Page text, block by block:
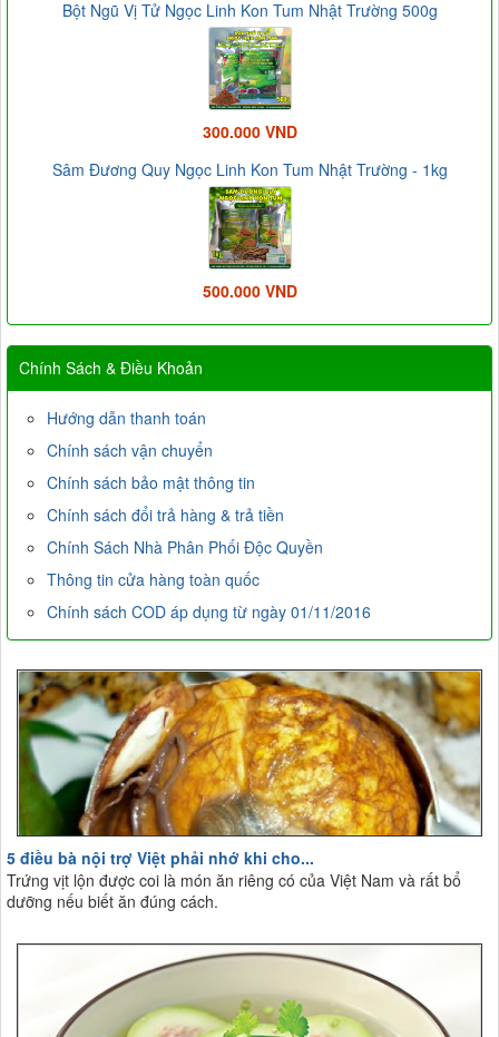
Bột Ngũ Vị Tử Ngọc Linh Kon Tum Nhật Trường 500g
300.000 VND
Sâm Đương Quy Ngọc Linh Kon Tum Nhật Trường - 1kg
500.000 VND
Chính Sách & Điều Khoản
Hướng dẫn thanh toán
Chính sách vận chuyển
Chính sách bảo mật thông tin
Chính sách đổi trả hàng & trả tiền
Chính Sách Nhà Phân Phối Độc Quyền
Thông tin cửa hàng toàn quốc
Chính sách COD áp dụng từ ngày 01/11/2016
5 điều bà nội trợ Việt phải nhớ khi cho...
Trứng vịt lộn được coi là món ăn riêng có của Việt Nam và rất bổ
dưỡng nếu biết ăn đúng cách.